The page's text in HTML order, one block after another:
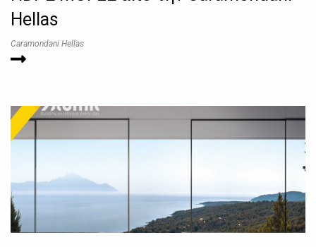
Hellas
Caramondani Hellas